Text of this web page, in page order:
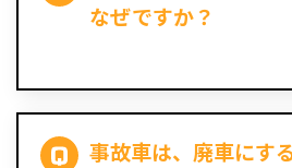
なぜですか？
事故車は、廃車にす